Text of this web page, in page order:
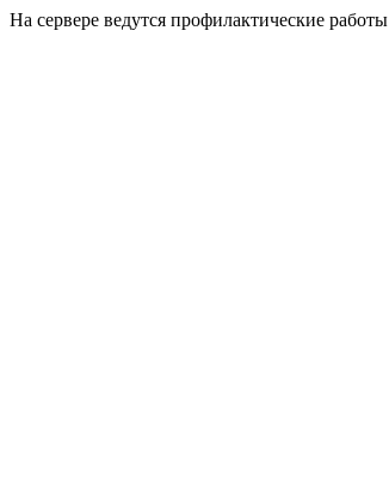
На сервере ведутся профилактические работы